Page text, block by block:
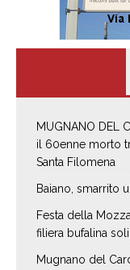
MUGNANO DEL
il 60enne morto
Santa Filomena
Baiano, smarrito
Festa della
filiera bufalina
Mugnano del